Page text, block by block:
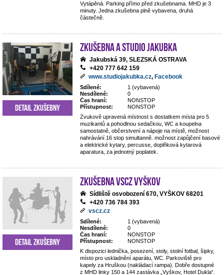
Vytápěná. Parking přímo před zkušebnama. MHD je 3
minuty. Jedna zkušebna plně vybavena, druhá
částečně.
Zkušebna a studio Jakubka
Jakubská 39, SLEZSKÁ OSTRAVA
+420 777 642 159
www.studiojakubka.cz, Facebook
Sdílené:
1 (vybavená)
Nesdílené:
0
Čas hraní:
NONSTOP
Přístupnost:
NONSTOP
Zvukově upravená místnost s dostatkem místa pro 5
muzikantů a pohodlnou sedačkou, WC a koupelna
samostatně, občerstvení a nápoje na místě, možnost
nahrávání 16 stop simultanně. možnost zapůjčení basové
a elektrické kytary, percusse, doplňková kytarová
aparatura, za jednotný poplatek.
Detail zkušebny
Zkušebna VSCZ Vyškov
Sídliště osvobození 670, VYŠKOV 68201
+420 736 784 393
vscz.cz
Sdílené:
1 (vybavená)
Nesdílené:
0
Čas hraní:
NONSTOP
Přístupnost:
NONSTOP
K dispozici lednička, posezení, stoly, stolní fotbal, šipky,
místo pro uskladnění aparátu, WC. Parkoviště pro
kapely za Hruškou (nakládací rampa). Dobře dostupné
z MHD linky 150 a 144 zastávka „Vyškov, Hotel Dukla“.
Detail zkušebny